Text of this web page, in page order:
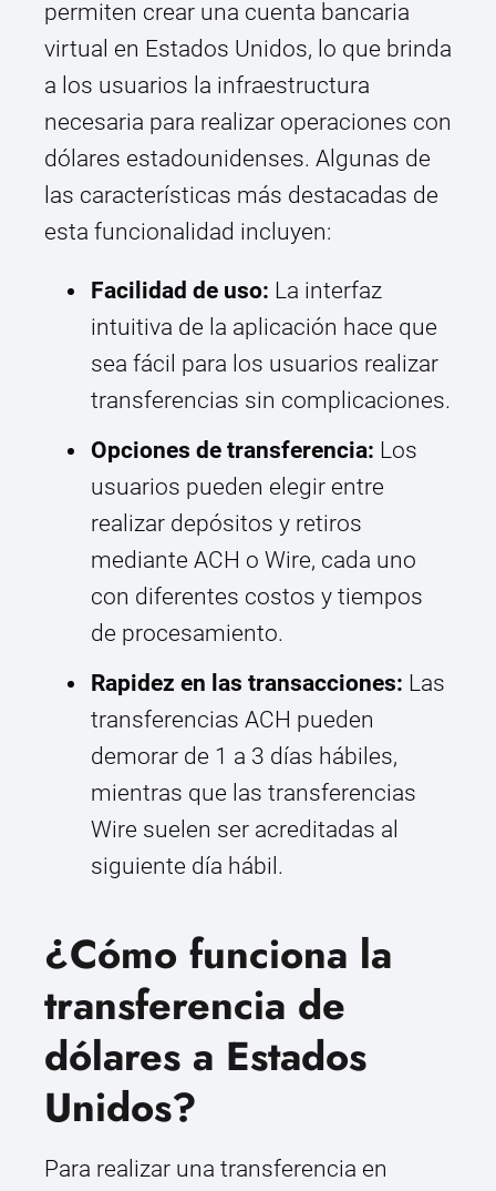
permiten crear una cuenta bancaria
virtual en Estados Unidos, lo que brinda
a los usuarios la infraestructura
necesaria para realizar operaciones con
dólares estadounidenses. Algunas de
las características más destacadas de
esta funcionalidad incluyen:
Facilidad de uso: La interfaz
intuitiva de la aplicación hace que
sea fácil para los usuarios realizar
transferencias sin complicaciones.
Opciones de transferencia: Los
usuarios pueden elegir entre
realizar depósitos y retiros
mediante ACH o Wire, cada uno
con diferentes costos y tiempos
de procesamiento.
Rapidez en las transacciones: Las
transferencias ACH pueden
demorar de 1 a 3 días hábiles,
mientras que las transferencias
Wire suelen ser acreditadas al
siguiente día hábil.
¿Cómo funciona la
transferencia de
dólares a Estados
Unidos?
Para realizar una transferencia en